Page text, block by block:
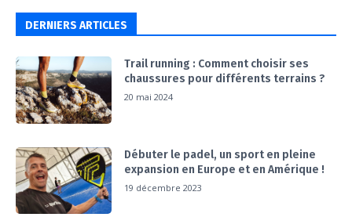
DERNIERS ARTICLES
Trail running : Comment choisir ses
chaussures pour différents terrains ?
20 mai 2024
Débuter le padel, un sport en pleine
expansion en Europe et en Amérique !
19 décembre 2023